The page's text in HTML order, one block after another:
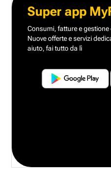
Super app
Consumi, fatture e
Nuove offerte e servizi
aiuto, fai tutto da lì